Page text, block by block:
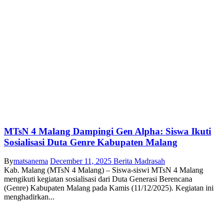
MTsN 4 Malang Dampingi Gen Alpha: Siswa Ikuti
Sosialisasi Duta Genre Kabupaten Malang
Bymatsanema December 11, 2025 Berita Madrasah
Kab. Malang (MTsN 4 Malang) – Siswa-siswi MTsN 4 Malang
mengikuti kegiatan sosialisasi dari Duta Generasi Berencana
(Genre) Kabupaten Malang pada Kamis (11/12/2025). Kegiatan ini
menghadirkan...